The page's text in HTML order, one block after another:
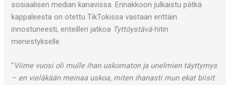
sosiaalisen median kanavissa. Ennakkoon julkaistu pätkä
kappaleesta on otettu TikTokissa vastaan erittäin
innostuneesti, enteillen jatkoa Tyttöystävä-hitin
menestykselle.
” Viime vuosi oli mulle ihan uskomaton ja unelmien täyttymys
– en vieläkään meinaa uskoa, miten ihanasti mun ekat biisit